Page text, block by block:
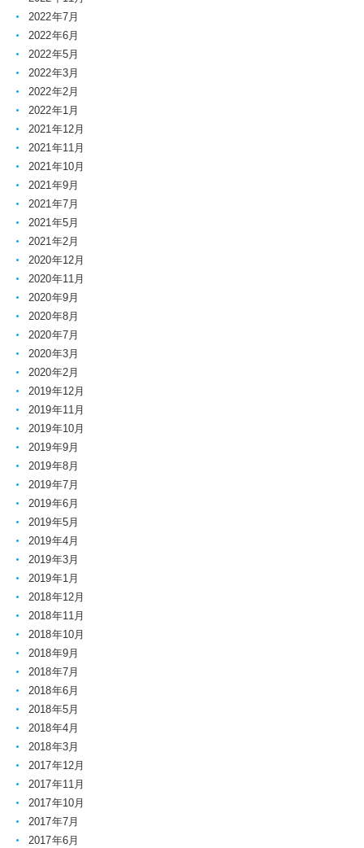
2022年7月
2022年6月
2022年5月
2022年3月
2022年2月
2022年1月
2021年12月
2021年11月
2021年10月
2021年9月
2021年7月
2021年5月
2021年2月
2020年12月
2020年11月
2020年9月
2020年8月
2020年7月
2020年3月
2020年2月
2019年12月
2019年11月
2019年10月
2019年9月
2019年8月
2019年7月
2019年6月
2019年5月
2019年4月
2019年3月
2019年1月
2018年12月
2018年11月
2018年10月
2018年9月
2018年7月
2018年6月
2018年5月
2018年4月
2018年3月
2017年12月
2017年11月
2017年10月
2017年7月
2017年6月